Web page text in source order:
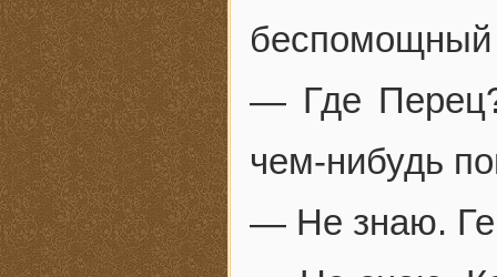
беспомощный
— Где
чем-нибудь
— Не знаю.